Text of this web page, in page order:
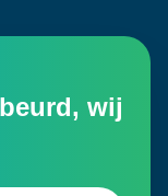
wij